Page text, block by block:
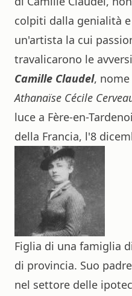
colpiti dalla genialità
un'artista la cui
travalicarono le
Camille Claudel,
Athanaïse Cécile
luce a Fère-en-
della Francia, l'8
Figlia di una famiglia
di provincia. Suo
nel settore delle